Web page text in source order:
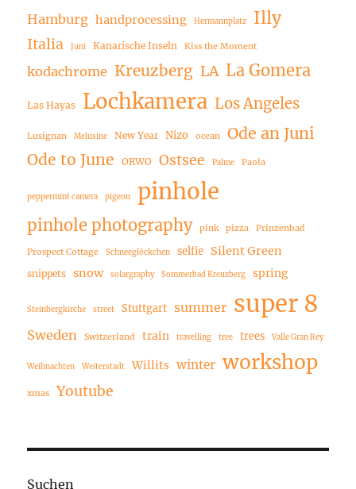
Hamburg handprocessing Hermannplatz Illy
Italia Juni Kanarische Inseln Kiss the Moment
kodachrome Kreuzberg LA La Gomera
Las Hayas Lochkamera Los Angeles
Lusignan Melusine New Year Nizo ocean
Ode an Juni
Ode to June
ORWO Ostsee Palme Paola
peppermint camera pigeon pinhole
pinhole photography pink pizza Prinzenbad
Prospect Cottage Schneeglöckchen selfie Silent Green
snippets snow solargraphy Sommerbad Kreuzberg spring
Steinbergkirche street Stuttgart summer super 8
Sweden Switzerland train travelling tree trees Valle Gran Rey
Weihnachten Weiterstadt Willits winter workshop
xmas Youtube
Suchen